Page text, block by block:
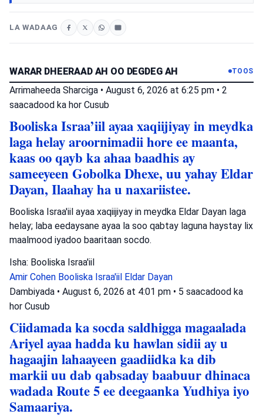
LA WADAAG
WARAR DHEERAAD AH OO DEGDEG AH TOOS
Arrimaheeda Sharciga • August 6, 2026 at 6:25 pm • 2
saacadood ka hor Cusub
Booliska Israa’iil ayaa xaqiijiyay in meydka
laga helay aroornimadii hore ee maanta,
kaas oo qayb ka ahaa baadhis ay
sameeyeen Gobolka Dhexe, uu yahay Eldar
Dayan, Ilaahay ha u naxariistee.
Booliska Israa'iil ayaa xaqiijiyay in meydka Eldar Dayan laga
helay; laba eedaysane ayaa la soo qabtay laguna haystay lix
maalmood iyadoo baaritaan socdo.
Isha: Booliska Israa'iil
Amir Cohen Booliska Israa'iil Eldar Dayan
Dambiyada • August 6, 2026 at 4:01 pm • 5 saacadood ka
hor Cusub
Ciidamada ka socda saldhigga magaalada
Ariyel ayaa hadda ku hawlan sidii ay u
hagaajin lahaayeen gaadiidka ka dib
markii uu dab qabsaday baabuur dhinaca
wadada Route 5 ee deegaanka Yudhiya iyo
Samaariya.